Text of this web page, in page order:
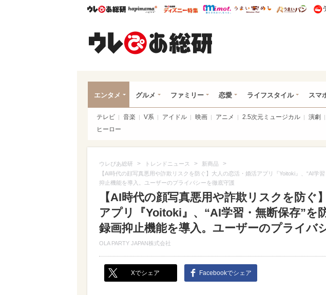
ウレぴあ総研ハピママ* ウレぴあ総研 ディズニー特集
mimot. うまいめし う
エンタメ グルメ ファミリー 恋愛 ライフスタイル スマ
テレビ 音楽 V系 アイドル 映画 アニメ 2.5次元ミュージカル 演劇
ヒーロー
ウレぴあ総研 > トレンドニュース > 新商品 >
【AI時代の顔写真悪用や詐欺リスクを防ぐ】大人の恋活・婚活アプリ『Yoitoki』、“AI学
抑止機能を導入。ユーザーのプライバシーを徹底守護
【AI時代の顔写真悪用や詐欺リスクを防ぐ
アプリ『Yoitoki』、“AI学習・無断保存”を
録画抑止機能を導入。ユーザーのプライバ
OLA PARTY JAPAN株式会社
Xでシェア Facebookでシェア